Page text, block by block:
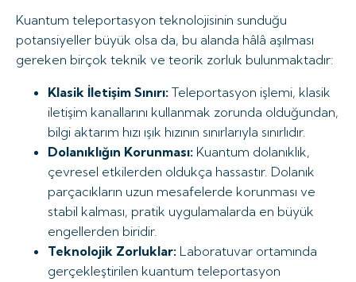
Kuantum teleportasyon teknolojisinin sunduğu
potansiyeller büyük olsa da, bu alanda hâlâ aşılması
gereken birçok teknik ve teorik zorluk bulunmaktadır:
Klasik İletişim Sınırı: Teleportasyon işlemi, klasik
iletişim kanallarını kullanmak zorunda olduğundan,
bilgi aktarım hızı ışık hızının sınırlarıyla sınırlıdır.
Dolanıklığın Korunması: Kuantum dolanıklık,
çevresel etkilerden oldukça hassastır. Dolanık
parçacıkların uzun mesafelerde korunması ve
stabil kalması, pratik uygulamalarda en büyük
engellerden biridir.
Teknolojik Zorluklar: Laboratuvar ortamında
gerçekleştirilen kuantum teleportasyon